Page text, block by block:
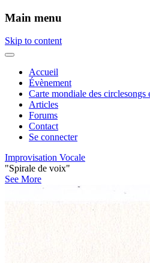
Main menu
Skip to content
Accueil
Évènement
Carte mondiale des
Articles
Forums
Contact
Se connecter
Improvisation Vocale
"Spirale de voix"
See More